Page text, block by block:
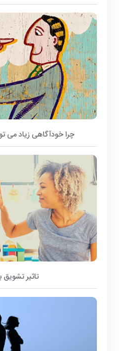
چرا خودآگاهی زیاد می
تاثیر تشویق